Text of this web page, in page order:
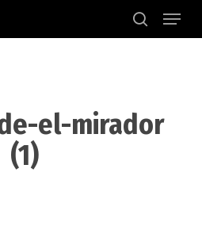
search
Menu
el-mirador
(1)